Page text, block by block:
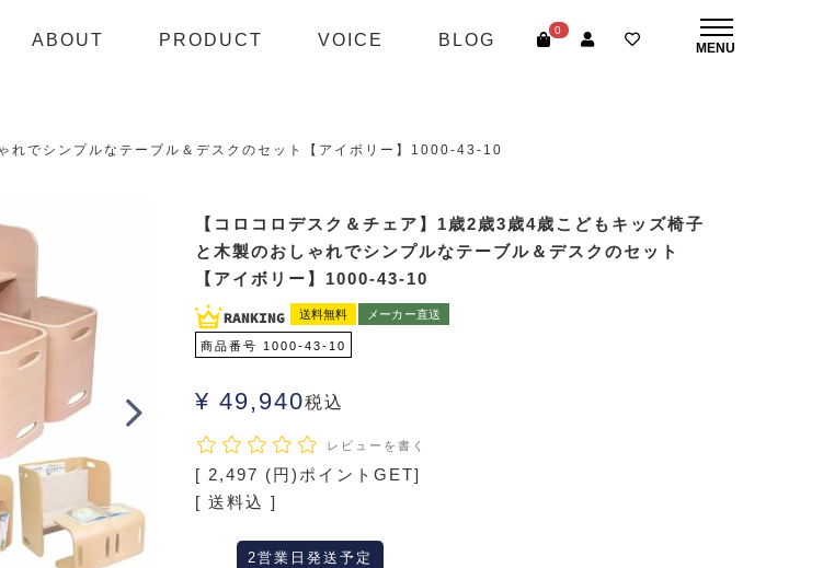
ABOUT PRODUCT VOICE BLOG
0
れでシンプルなテーブル＆デスクのセット【アイボリー】1000-43-10
【コロコロデスク＆チェア】1歳2歳3歳4歳こどもキッズ椅子
と木製のおしゃれでシンプルなテーブル＆デスクのセット
【アイボリー】1000-43-10
送料無料 メーカー直送
商品番号 1000-43-10
¥ 49,940税込
レビューを書く
[ 2,497 (円)ポイントGET]
送料込
2営業日発送予定